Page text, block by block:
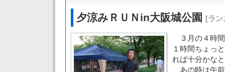
夕涼みＲＵＮin大阪城公園 [ラン
３月の４時
１時間ちょっ
れば十分かな
あの時は午